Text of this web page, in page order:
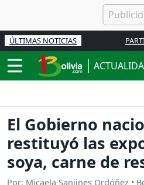
ÚLTIMAS NOTICIAS
El Gobierno
restituyó las
soya, carne de
Por: Micaela Sanjines Ordóñez •